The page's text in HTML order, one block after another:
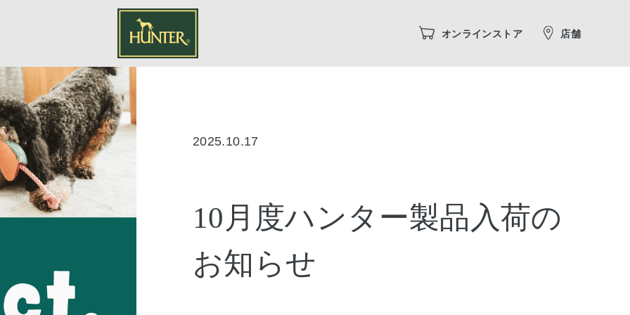
オンラインストア 店舗
2025.10.17
10月度ハンター製品入荷の
お知らせ